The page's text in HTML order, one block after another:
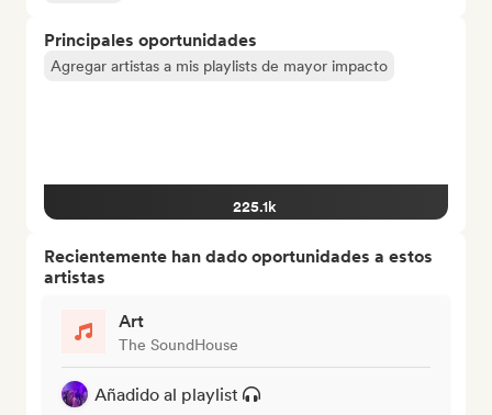
Principales oportunidades
Agregar artistas a mis playlists de mayor impacto
225.1k
Recientemente han dado oportunidades a estos
artistas
Art
The SoundHouse
Añadido al playlist